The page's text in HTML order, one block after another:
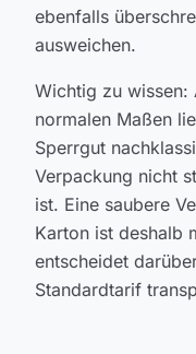
ebenfalls
ausweichen.
Wichtig zu wissen:
normalen Maßen
Sperrgut
Verpackung nicht
ist. Eine saubere
Karton ist deshalb
entscheidet
Standardtarif